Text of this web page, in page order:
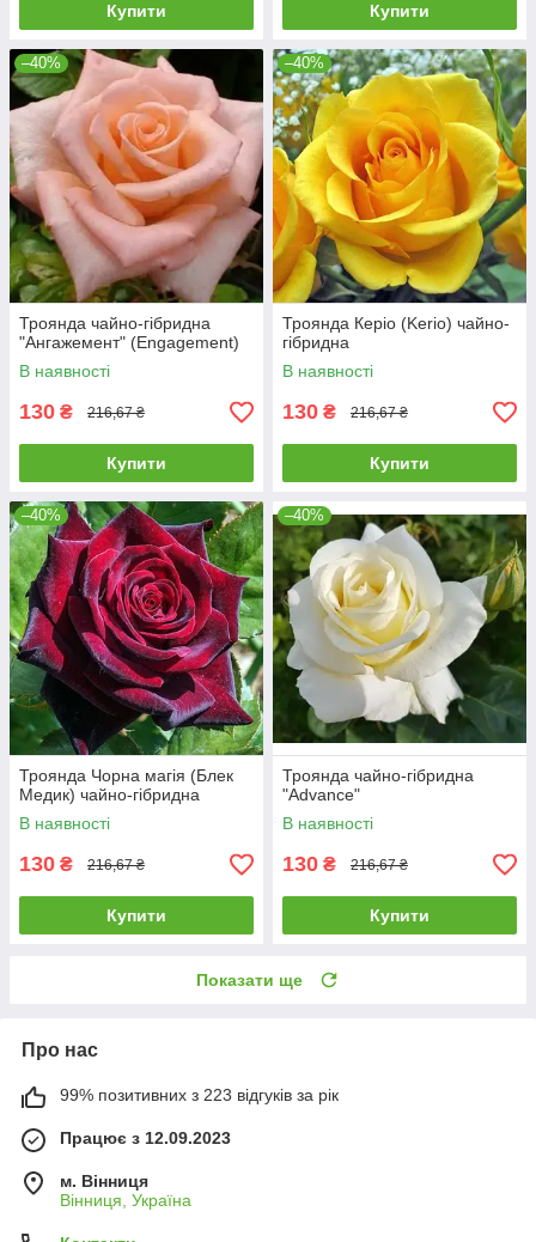
Купити Купити
–40%
Троянда чайно-гібридна
"Ангажемент" (Engagement)
В наявності
130 ₴ 216,67 ₴
Купити
–40%
Троянда Керіо (Kerio) чайно-
гібридна
В наявності
130 ₴ 216,67 ₴
Купити
–40%
Троянда Чорна магія (Блек
Медик) чайно-гібридна
В наявності
130 ₴ 216,67 ₴
Купити
–40%
Троянда чайно-гібридна
"Advance"
В наявності
130 ₴ 216,67 ₴
Купити
Показати ще
Про нас
99% позитивних з 223 відгуків за рік
Працює з 12.09.2023
м. Вінниця
Вінниця, Україна